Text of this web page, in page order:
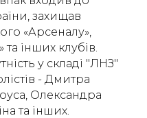
захищав
«Арсеналу»,
інших клубів.
у складі "ЛНЗ"
- Дмитра
Олександра
та інших.